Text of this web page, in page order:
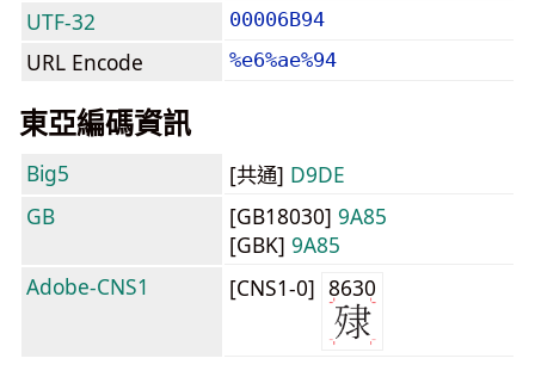
UTF-32 00006B94
URL Encode %e6%ae%94
東亞編碼資訊
Big5 [共通] D9DE
GB
[GB18030] 9A85
[GBK] 9A85
Adobe-CNS1
[CNS1-0] 8630